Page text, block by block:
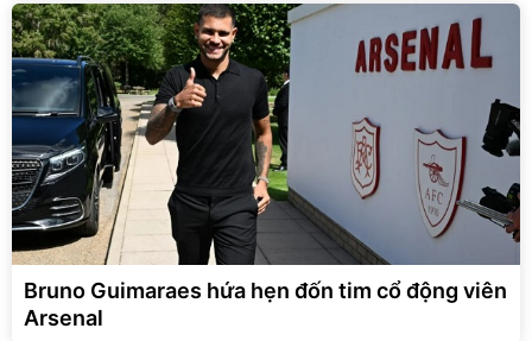
Bruno Guimaraes hứa hẹn đốn tim cổ động viên
Arsenal